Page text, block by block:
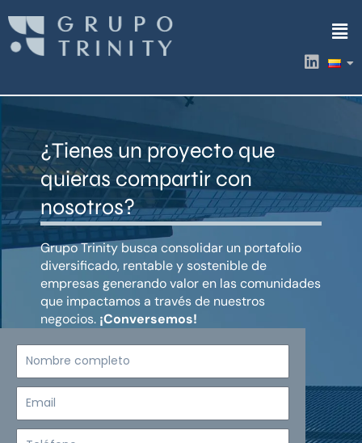
contenido
L
i
k
i
¿Tienes un proyecto que
quieras compartir con
nosotros?
Grupo Trinity busca consolidar un portafolio
diversificado, rentable y sostenible de
empresas generando valor en las comunidades
que impactamos a través de nuestros
negocios. ¡Conversemos!